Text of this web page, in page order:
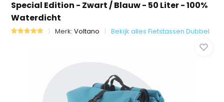
Special Edition - Zwart / Blauw - 50 Liter - 100%
Waterdicht
Merk:Voltano Bekijk alles Fietstassen Dubbel